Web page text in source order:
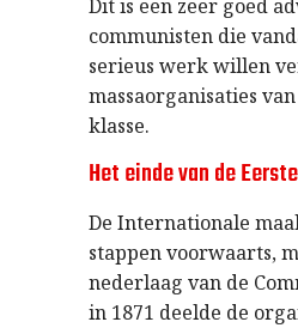
Dit is een zeer goed
communisten die
serieus werk willen
massaorganisaties
klasse.
Het einde van de
De Internationale
stappen voorwaarts,
nederlaag van de
in 1871 deelde de